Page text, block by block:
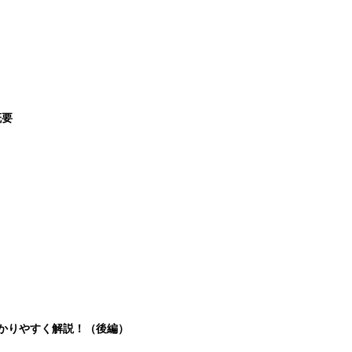
りやすく解説！（後編）